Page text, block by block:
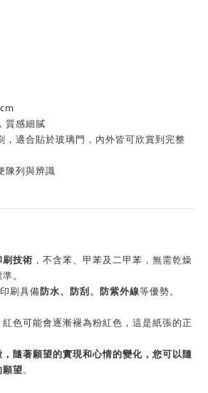
質感細膩
，適合貼於玻璃門，內外皆可欣賞到完整
陳列與辨識
刷技術 ，不含苯、甲苯及二甲苯，無需乾燥
。
刷具備防水、防刮、防紫外線等優勢。
紅色可能會逐漸褪為粉紅色，這是紙張的正
隨著願望的實現和心情的變化，您可以隨
望。